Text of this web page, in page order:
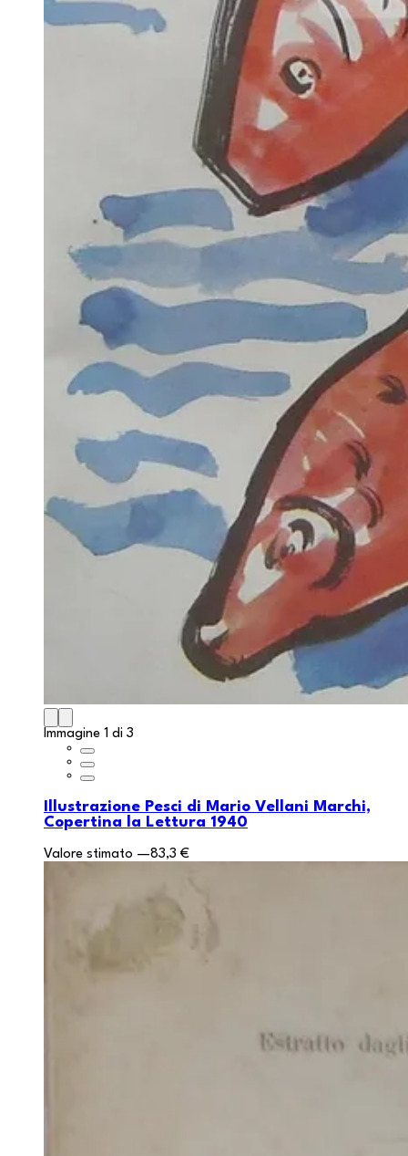
Immagine 1 di 3
Illustrazione Pesci di Mario Vellani Marchi,
Copertina la Lettura 1940
Valore stimato —83,3 €